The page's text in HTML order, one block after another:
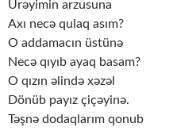
Ürəyimin arzusuna
Axı necə qulaq asım?
O addamacın üstünə
Necə qıyıb ayaq basam?
O qızın əlində xəzəl
Dönüb payız çiçəyinə.
Təşnə dodaqlarım qonub